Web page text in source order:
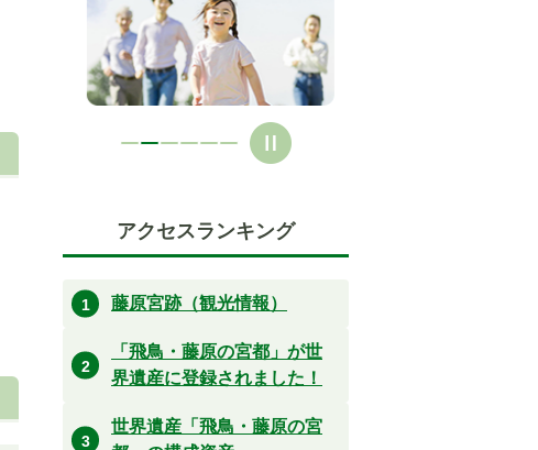
アクセスランキング
藤原宮跡（観光情報）
「飛鳥・藤原の宮都」が世
界遺産に登録されました！
世界遺産「飛鳥・藤原の宮